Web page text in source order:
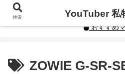
YouTuberや人気インフルエン
おすすめ
ZOWIE G-SR-
検索 YouTuber 私